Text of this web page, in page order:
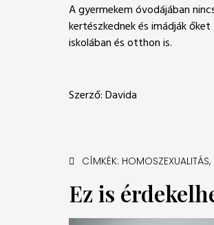
A gyermekem óvodájában
kertészkednek és imádják
iskolában és otthon is.
Szerző: Davida
CÍMKÉK: HOMOSZEXUALITÁS,
Ez is